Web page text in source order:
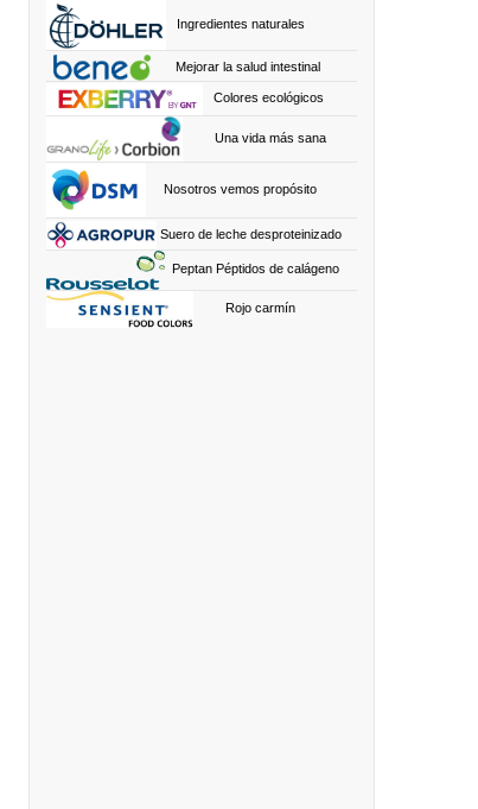
Ingredientes naturales
Mejorar la salud intestinal
Colores ecológicos
Una vida más sana
Nosotros vemos propósito
Suero de leche desproteinizado
Peptan Péptidos de calágeno
Rojo carmín